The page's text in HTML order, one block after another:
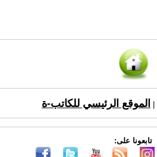
الموقع الرئيسي للكاتب-ة
تابعونا على: